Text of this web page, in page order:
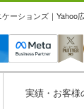
ーションズ｜Yahoo
実績・お客様